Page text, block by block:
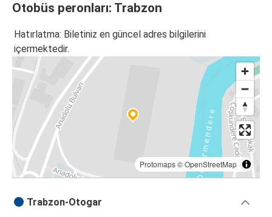
Otobüs peronları: Trabzon
Hatırlatma: Biletiniz en güncel adres bilgilerini
içermektedir.
Protomaps©OpenStreetMap
Trabzon-Otogar